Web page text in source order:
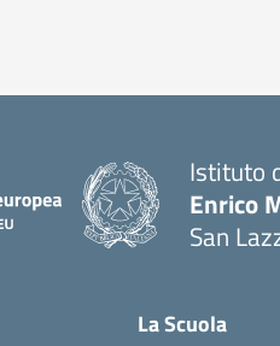
Istituto
Enrico
San
La Scuola